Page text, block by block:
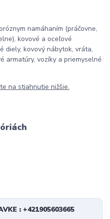
namáhaním (práčovne,
kovové a oceľové
diely, kovový nábytok, vráta,
armatúry, vozíky a priemyselné
na stiahnutie nižšie.
: +421905603665